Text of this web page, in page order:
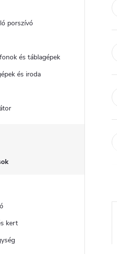
porszívó
és táblagépek
és iroda
kert
e